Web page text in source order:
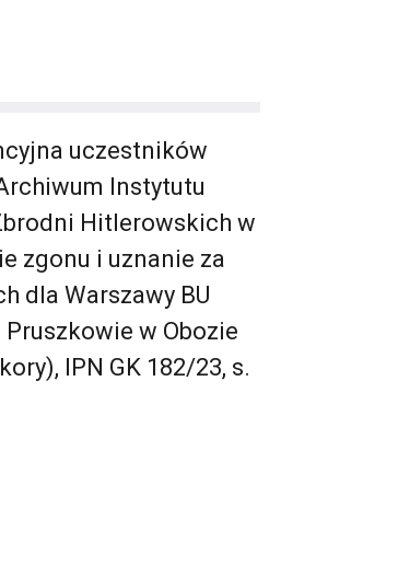
uczestników
Instytutu
Hitlerowskich w
zgonu i uznanie za
dla Warszawy BU
Pruszkowie w Obozie
IPN GK 182/23, s.